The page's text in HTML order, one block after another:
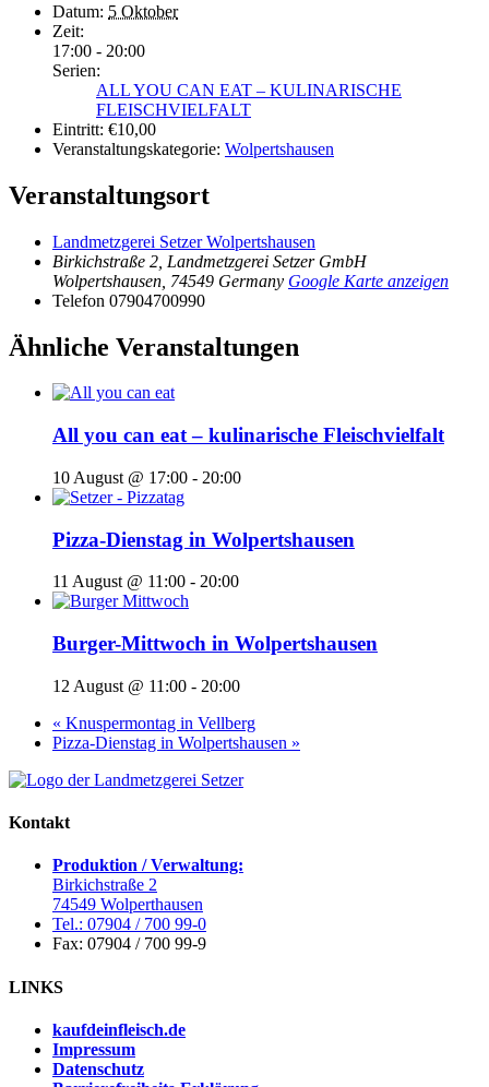
Datum: 5 Oktober
Zeit:
17:00 - 20:00
Serien:
ALL YOU CAN EAT – KULINARISCHE
FLEISCHVIELFALT
Eintritt: €10,00
Veranstaltungskategorie: Wolpertshausen
Veranstaltungsort
Landmetzgerei Setzer Wolpertshausen
Birkichstraße 2, Landmetzgerei Setzer GmbH
Wolpertshausen 74549 Germany Google Karte anzeigen
Telefon 07904700990
Ähnliche Veranstaltungen
All you can eat – kulinarische Fleischvielfalt
10 August @ 17:00 - 20:00
Pizza-Dienstag in Wolpertshausen
11 August @ 11:00 - 20:00
Burger-Mittwoch in Wolpertshausen
12 August @ 11:00 - 20:00
« Knuspermontag in Vellberg
Pizza-Dienstag in Wolpertshausen »
Kontakt
Produktion / Verwaltung:
Birkichstraße 2
74549 Wolperthausen
Tel.: 07904 / 700 99-0
Fax: 07904 / 700 99-9
LINKS
kaufdeinfleisch.de
Impressum
Datenschutz